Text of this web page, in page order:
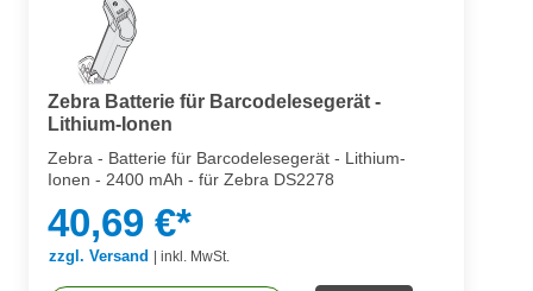
Zebra Batterie für Barcodelesegerät -
Lithium-Ionen
Zebra - Batterie für Barcodelesegerät - Lithium-
Ionen - 2400 mAh - für Zebra DS2278
40,69 €*
zzgl. Versand | inkl. MwSt.